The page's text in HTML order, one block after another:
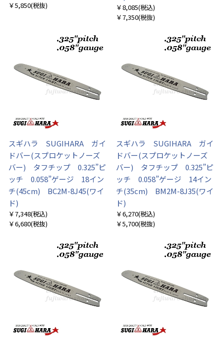
￥5,850(税抜) ￥8,085(税込)
￥7,350(税抜)
スギハラ SUGIHARA ガイ
ドバー(スプロケットノーズ
バー) タフチップ 0.325”ピ
ッチ 0.058”ゲージ 18イン
チ(45cm) BC2M-8J45(ワイ
ド)
￥7,348(税込)
￥6,680(税抜)
スギハラ SUGIHARA ガイ
ドバー(スプロケットノーズ
バー) タフチップ 0.325”ピ
ッチ 0.058”ゲージ 14イン
チ(35cm) BM2M-8J35(ワイ
ド)
￥6,270(税込)
￥5,700(税抜)